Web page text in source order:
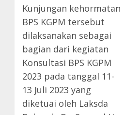
Kunjungan kehormatan
BPS KGPM tersebut
dilaksanakan sebagai
bagian dari kegiatan
Konsultasi BPS KGPM
2023 pada tanggal 11-
13 Juli 2023 yang
diketuai oleh Laksda